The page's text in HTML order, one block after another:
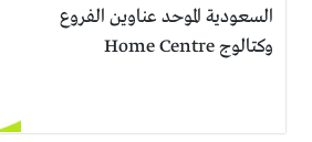
السعودية الموحد عناوين الفروع
وكتالوج Home Centre